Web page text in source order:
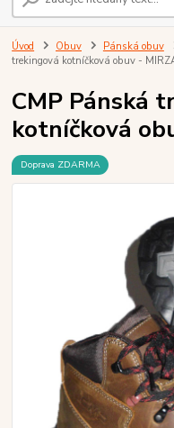
Úvod Obuv Pánská obuv
trekingová kotníčková obuv -
CMP Pánská
kotníčková
Doprava ZDARMA